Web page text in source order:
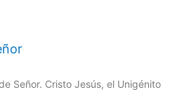
Señor. Cristo Jesús, el Unigénito